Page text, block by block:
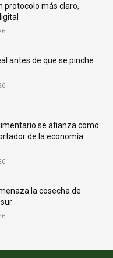
protocolo más claro,
antes de que se pinche
se afianza como
de la economía
la cosecha de